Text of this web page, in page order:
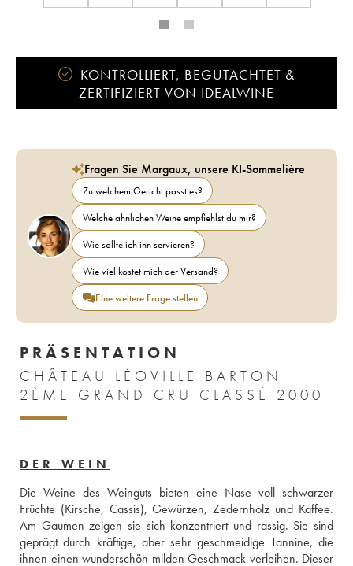
KONTROLLIERT, BEGUTACHTET &
ZERTIFIZIERT VON IDEALWINE
Fragen Sie Margaux, unsere KI-Sommelière
Zu welchem Gericht passt es?
Welche ähnlichen Weine empfiehlst du mir?
Wie sollte ich ihn servieren?
Wie viel kostet mich der Versand?
Eine weitere Frage stellen
PRÄSENTATION
CHÂTEAU LÉOVILLE BARTON
2ÈME GRAND CRU CLASSÉ 2000
DER WEIN
Die Weine des Weinguts bieten eine Nase voll schwarzer
Früchte (Kirsche, Cassis), Gewürzen, Zedernholz und Kaffee.
Am Gaumen zeigen sie sich konzentriert und rassig. Sie sind
geprägt durch kräftige, aber sehr geschmeidige Tannine, die
ihnen einen wunderschön milden Geschmack verleihen. Dieser